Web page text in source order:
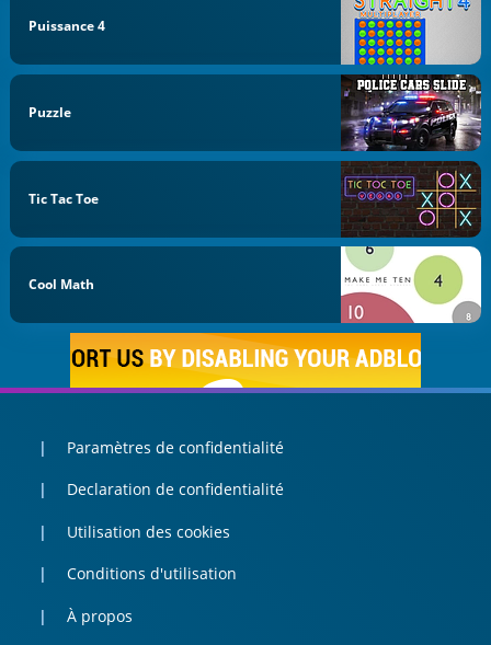
Puissance 4
Puzzle
Tic Tac Toe
Cool Math
Paramètres de confidentialité
Declaration de confidentialité
Utilisation des cookies
Conditions d'utilisation
À propos